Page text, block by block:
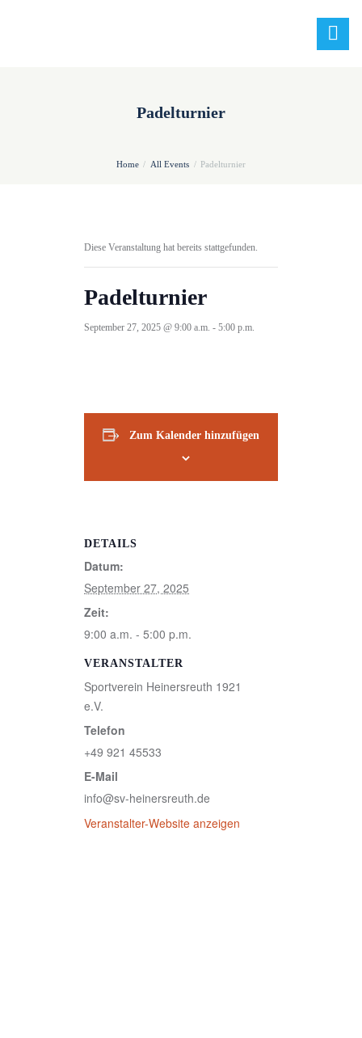
Padelturnier
Home All Events Padelturnier
Diese Veranstaltung hat bereits stattgefunden.
Padelturnier
September 27, 2025 @ 9:00 a.m. - 5:00 p.m.
Zum Kalender hinzufügen
DETAILS
Datum:
September 27, 2025
Zeit:
9:00 a.m. - 5:00 p.m.
VERANSTALTER
Sportverein Heinersreuth 1921
e.V.
Telefon
+49 921 45533
E-Mail
info@sv-heinersreuth.de
Veranstalter-Website anzeigen